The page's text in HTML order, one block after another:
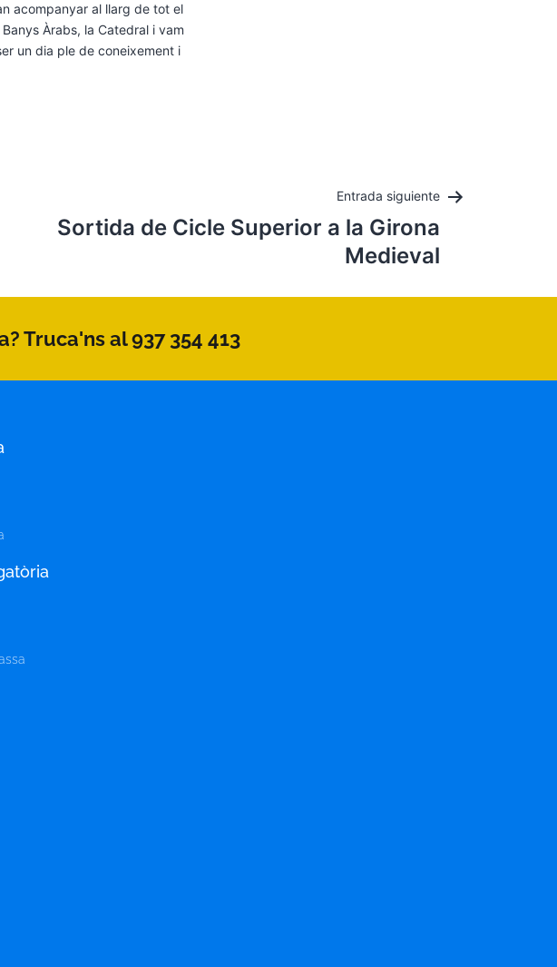
acompanyar al llarg de tot el
Àrabs, la Catedral i vam
un dia ple de coneixement i
Entrada siguiente
Sortida de Cicle Superior a la Girona
Medieval
Truca'ns al 937 354 413